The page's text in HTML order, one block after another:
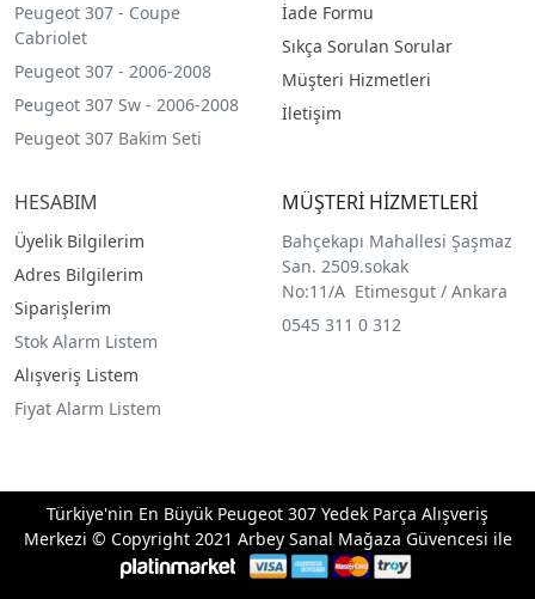
Peugeot 307 - Coupe
Cabriolet
Peugeot 307 - 2006-2008
Peugeot 307 Sw - 2006-2008
Peugeot 307 Bakim Seti
İade Formu
Sıkça Sorulan Sorular
Müşteri Hizmetleri
İletişim
HESABIM
Üyelik Bilgilerim
Adres Bilgilerim
Siparişlerim
Stok Alarm Listem
Alışveriş Listem
Fiyat Alarm Listem
MÜŞTERİ HİZMETLERİ
Bahçekapı Mahallesi Şaşmaz
San. 2509.sokak
No:11/A Etimesgut / Ankara
0545 311 0 312
Türkiye'nin En Büyük Peugeot 307 Yedek Parça Alışveriş
Merkezi © Copyright 2021 Arbey Sanal Mağaza Güvencesi ile